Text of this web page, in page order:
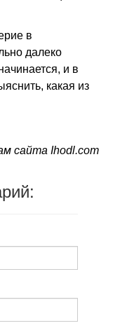
в
далеко
и в
какая из
сайта Ihodl.com